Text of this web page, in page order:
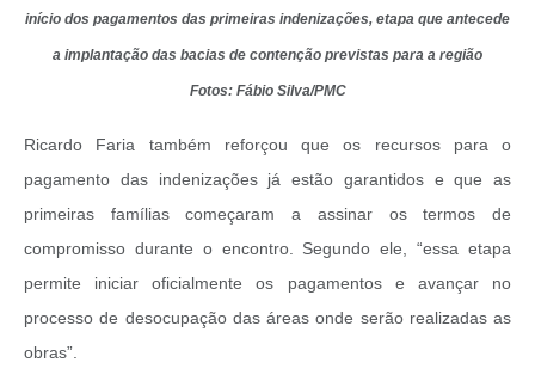
início dos pagamentos das primeiras indenizações, etapa que antecede
a implantação das bacias de contenção previstas para a região
Fotos: Fábio Silva/PMC
Ricardo Faria também reforçou que os recursos para o
pagamento das indenizações já estão garantidos e que as
primeiras famílias começaram a assinar os termos de
compromisso durante o encontro. Segundo ele, “essa etapa
permite iniciar oficialmente os pagamentos e avançar no
processo de desocupação das áreas onde serão realizadas as
obras”.